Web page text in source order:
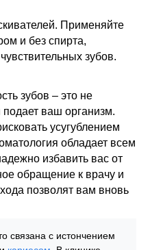
Применяйте
и без спирта,
зубов.
зубов – это не
подает ваш организм.
усугублением
обладает всем
избавить вас от
обращение к врачу и
позволят вам вновь
связана с истончением